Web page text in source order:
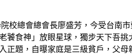
校總會總會長廖盛芳，今受台南
食神」放眼星球，獨步天下吾
題，自曝家庭是三級貧戶，父